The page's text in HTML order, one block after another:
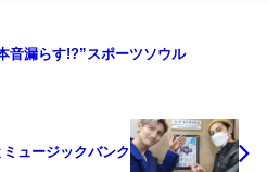
音漏らす!?”スポーツソウル
ュージックバンク